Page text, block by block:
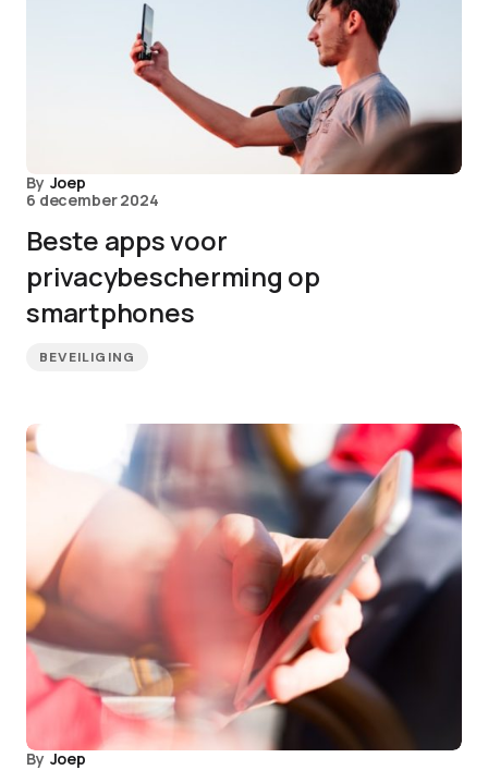
By Joep
6 december 2024
Beste apps voor
privacybescherming op
smartphones
BEVEILIGING
By Joep